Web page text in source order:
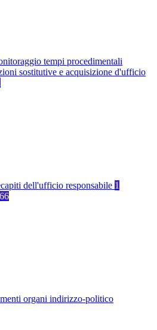
tempi procedimentali
sostitutive e acquisizione d'ufficio
dell'ufficio responsabile 1
66
organi indirizzo-politico